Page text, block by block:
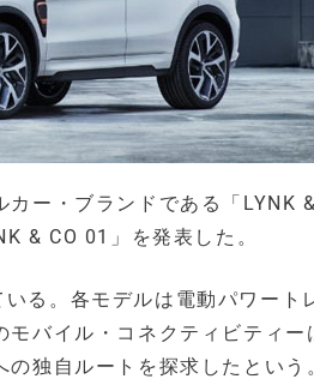
ー・ブランドである「LYNK
& CO 01」を発表した。
る。各モデルは電動パワート
バイル・コネクティビティー
独自ルートを探求したという